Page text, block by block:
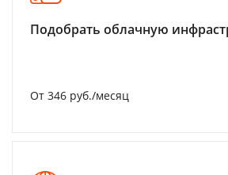
Подобрать облачную
От 346 руб./месяц